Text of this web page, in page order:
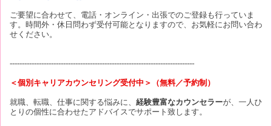
ご要望に合わせて、電話・オンライン・出張でのご登録も行っていま
す。時間外・休日問わず受付可能となりますので、お気軽にお問い合わ
せください。
----------------------------------------------------------------------------
＜個別キャリアカウンセリング受付中＞（無料／予約制）
就職、転職、仕事に関する悩みに、 経験豊富なカウンセラーが、一人ひ
とりの個性に合わせたアドバイスでサポート致します。